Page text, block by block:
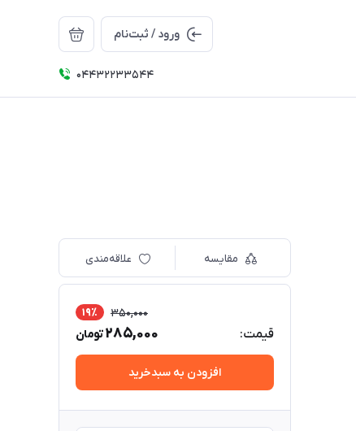
ورود / ثبت‌نام
04432233544
مقایسه علاقه‌مندی
قیمت:
350,000 19٪
285,000تومان
افزودن به سبدخرید